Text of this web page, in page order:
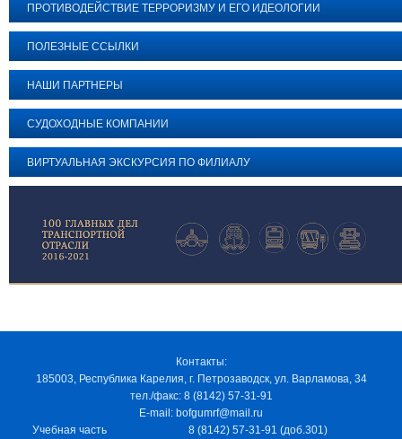
ПРОТИВОДЕЙСТВИЕ ТЕРРОРИЗМУ И ЕГО ИДЕОЛОГИИ
ПОЛЕЗНЫЕ ССЫЛКИ
НАШИ ПАРТНЕРЫ
СУДОХОДНЫЕ КОМПАНИИ
ВИРТУАЛЬНАЯ ЭКСКУРСИЯ ПО ФИЛИАЛУ
Контакты:
185003, Республика Карелия, г. Петрозаводск, ул. Варламова, 34
тел./факс: 8 (8142) 57-31-91
E-mail: bofgumrf@mail.ru
Учебная часть
8 (8142) 57-31-91 (доб.301)